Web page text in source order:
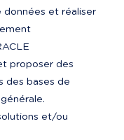
données et réaliser
proposer des
des bases de
et/ou